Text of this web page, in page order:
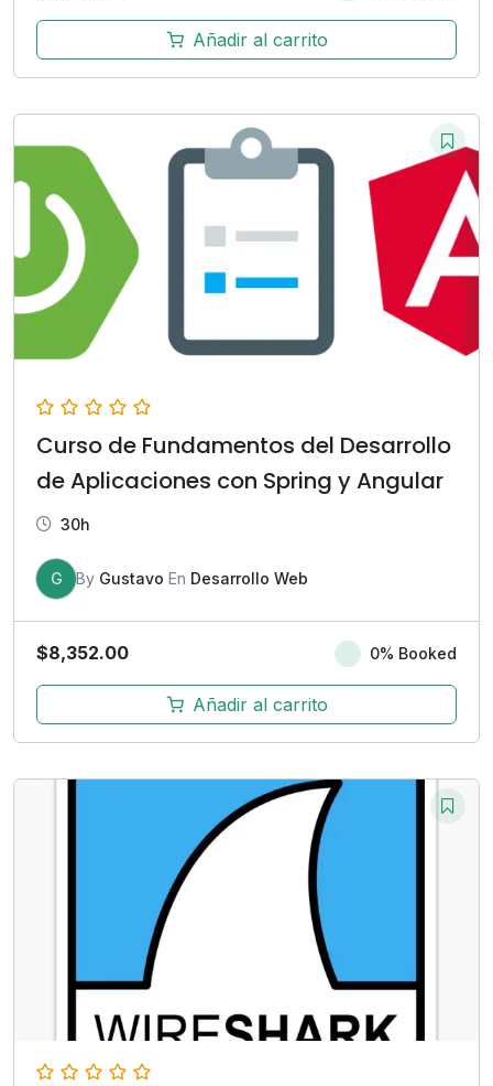
Añadir al carrito
Curso de Fundamentos del Desarrollo
de Aplicaciones con Spring y Angular
30h
G By Gustavo En Desarrollo Web
$8,352.00 0% Booked
Añadir al carrito